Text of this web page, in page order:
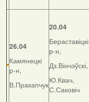
26.04
Камянецкі
р-н,
В.Пракапчук
20.04
Бераставіцкі
р-н,
Дз.Вінчэўскі,
Ю.Квач,
С.Саковіч